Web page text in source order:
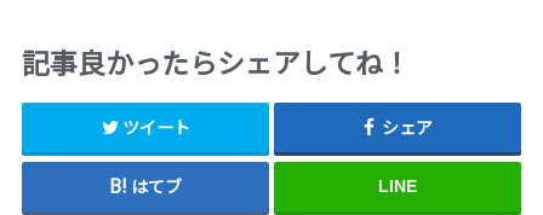
記事良かったらシェアしてね！
ツイート シェア
はてブ LINE